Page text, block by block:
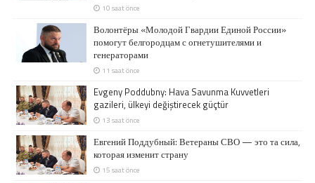
10 saat önce
Волонтёры «Молодой Гвардии Единой России»
помогут белгородцам с огнетушителями и
генераторами
11 saat önce
Evgeny Poddubny: Hava Savunma Kuvvetleri
gazileri, ülkeyi değiştirecek güçtür
13 saat önce
Евгений Поддубный: Ветераны СВО — это та сила,
которая изменит страну
15 saat önce